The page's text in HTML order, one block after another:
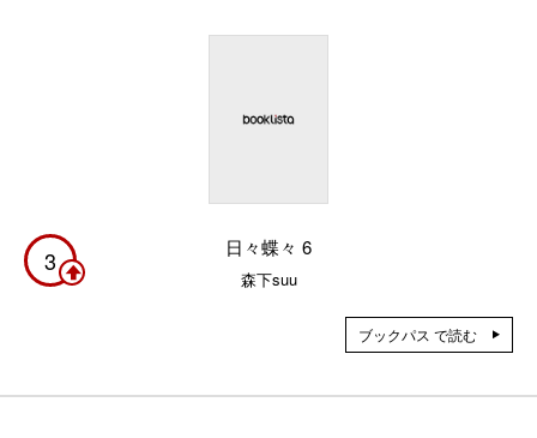
3 日々蝶々 6
森下suu
ブックパス で読む